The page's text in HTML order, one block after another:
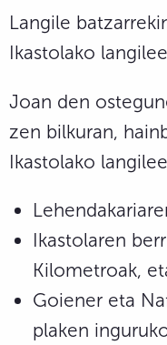
Langile
Ikastolako
Joan den
zen bilkuran,
Ikastolako
Ikastolaren
Kilometroak,
Goiener eta
plaken